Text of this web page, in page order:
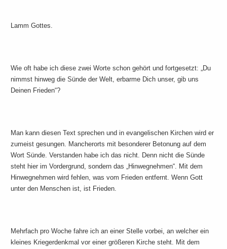
Lamm Gottes.
Wie oft habe ich diese zwei Worte schon gehört und fortgesetzt: „Du
nimmst hinweg die Sünde der Welt, erbarme Dich unser, gib uns
Deinen Frieden“?
Man kann diesen Text sprechen und in evangelischen Kirchen wird er
zumeist gesungen. Mancherorts mit besonderer Betonung auf dem
Wort Sünde. Verstanden habe ich das nicht. Denn nicht die Sünde
steht hier im Vordergrund, sondern das „Hinwegnehmen“. Mit dem
Hinwegnehmen wird fehlen, was vom Frieden entfernt. Wenn Gott
unter den Menschen ist, ist Frieden.
Mehrfach pro Woche fahre ich an einer Stelle vorbei, an welcher ein
kleines Kriegerdenkmal vor einer größeren Kirche steht. Mit dem